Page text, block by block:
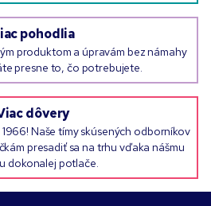
pohodlia
produktom a úpravám bez námahy
presne to, čo potrebujete.
dôvery
Naše tímy skúsených odborníkov
presadiť sa na trhu vďaka nášmu
dokonalej potlače.